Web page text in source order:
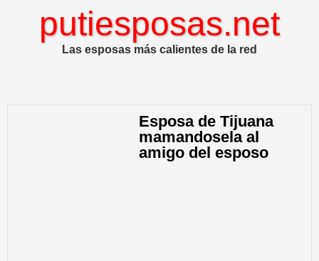
putiesposas.net
Las esposas más calientes de la red
Esposa de Tijuana
mamandosela al
amigo del esposo